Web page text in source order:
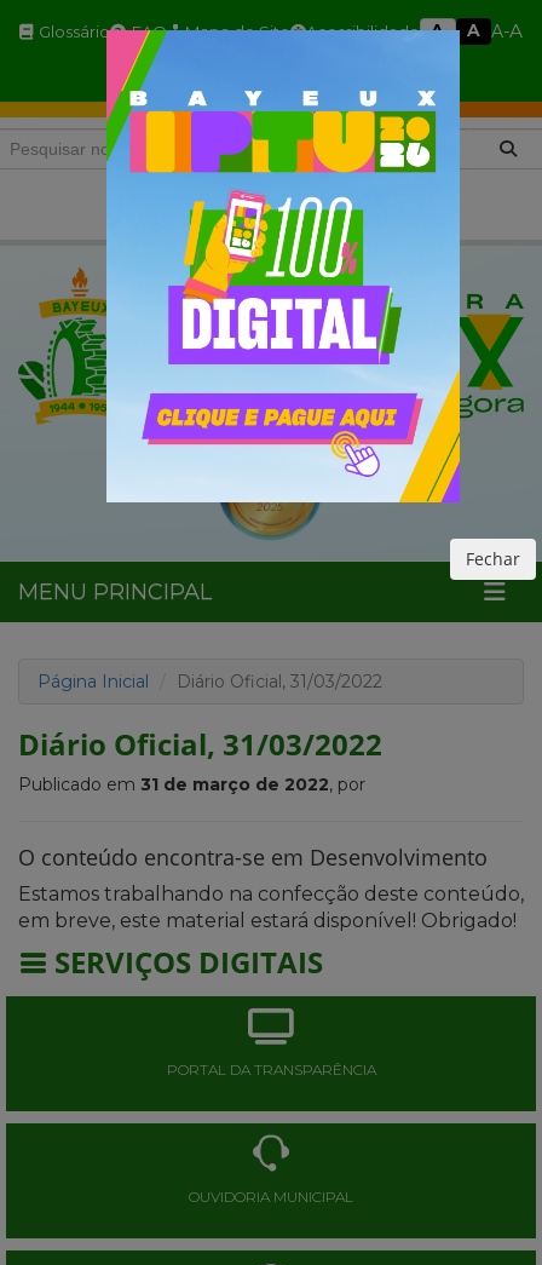
Glossário FAQ Mapa do Site Acessibilidade A A A-A
MENU PRINCIPAL
Página Inicial Diário Oficial, 31/03/2022
Diário Oficial, 31/03/2022
Publicado em 31 de março de 2022, por
O conteúdo encontra-se em Desenvolvimento
Estamos trabalhando na confecção deste conteúdo,
em breve, este material estará disponível! Obrigado!
SERVIÇOS DIGITAIS
PORTAL DA TRANSPARÊNCIA
OUVIDORIA MUNICIPAL
Fechar